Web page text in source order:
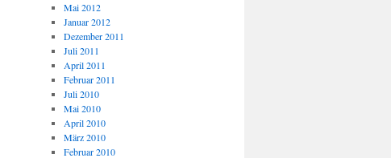
Mai 2012
Januar 2012
Dezember 2011
Juli 2011
April 2011
Februar 2011
Juli 2010
Mai 2010
April 2010
März 2010
Februar 2010